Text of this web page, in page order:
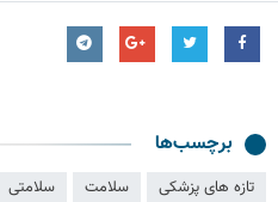
برچسب‌ها
تازه های پزشکی سلامت سلامتی